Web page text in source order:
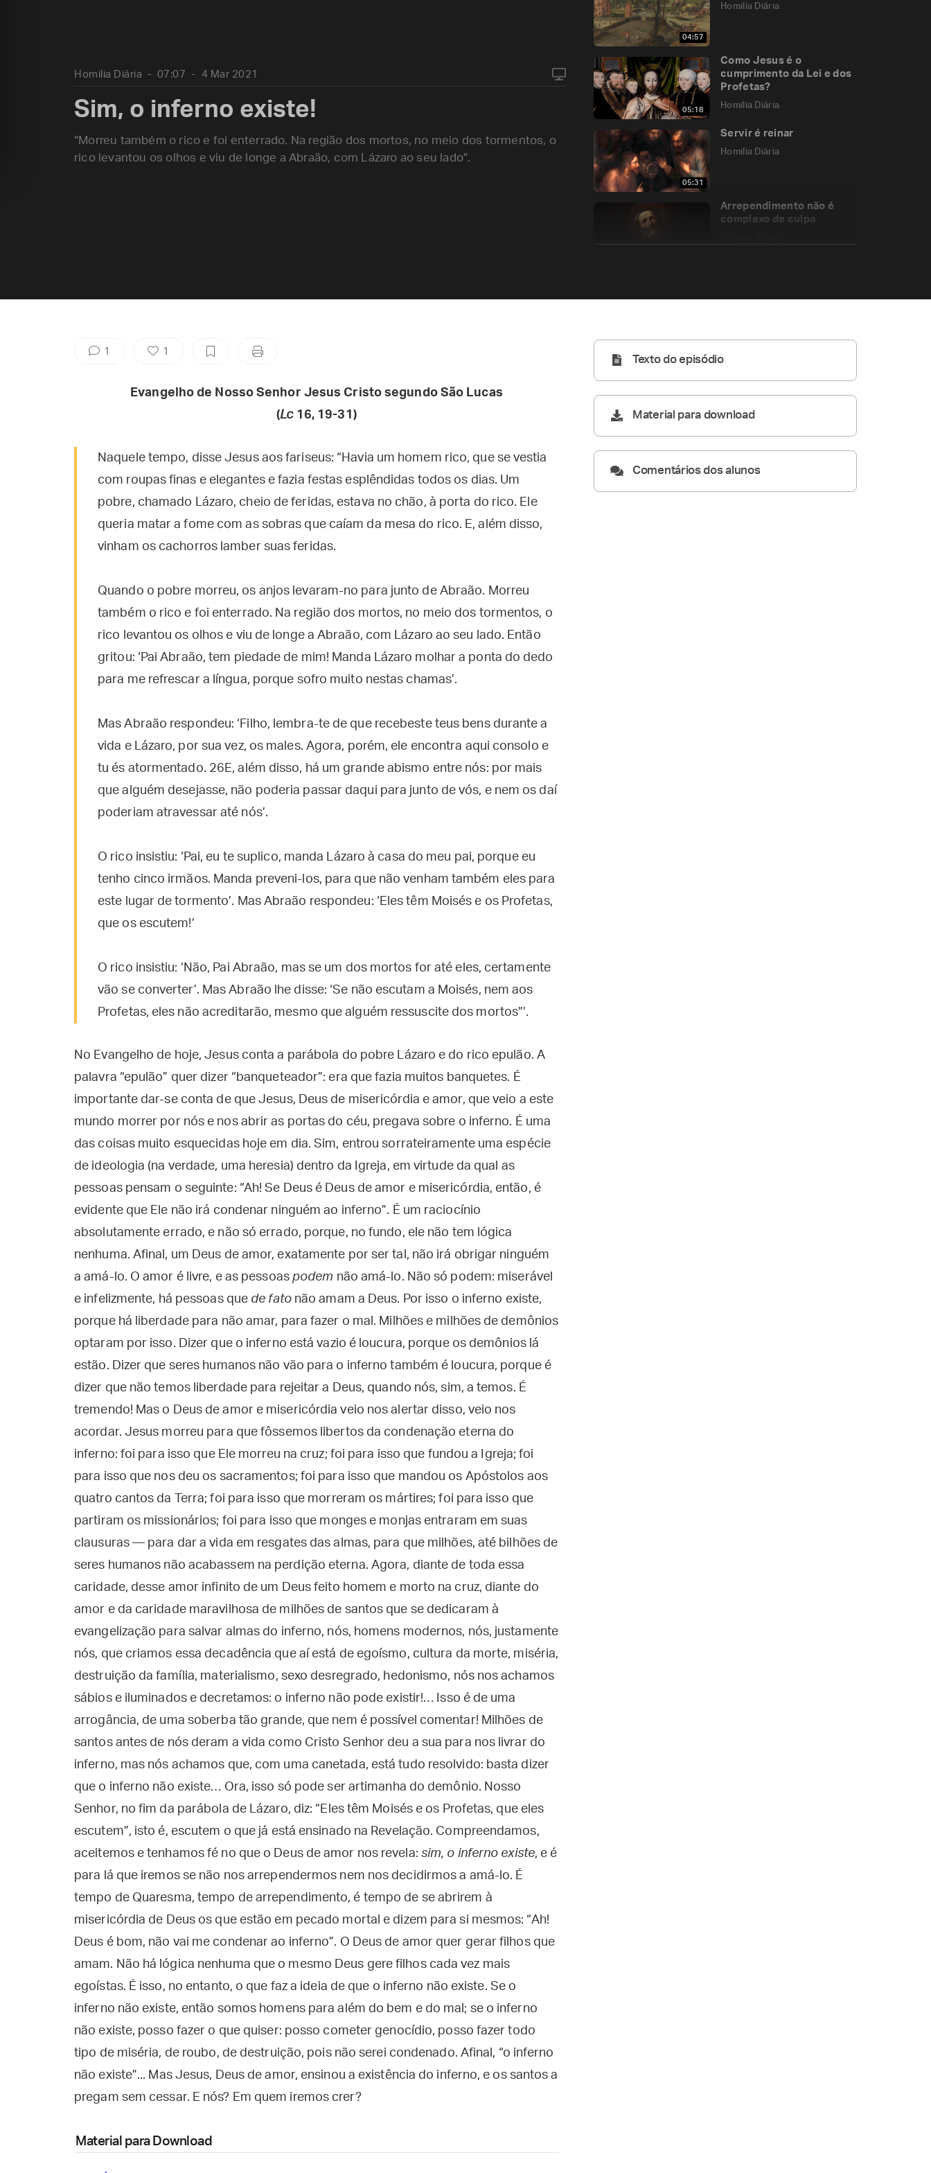
04:57
Homilia Diária
05:18
Como Jesus é o
cumprimento da Lei e dos
Profetas?
Homilia Diária
05:31
Servir é reinar
Homilia Diária
Arrependimento não é
complexo de culpa
Homilia Diária 07:07 4 Mar 2021
Sim, o inferno existe!
“Morreu também o rico e foi enterrado. Na região dos mortos, no meio dos tormentos, o
rico levantou os olhos e viu de longe a Abraão, com Lázaro ao seu lado”.
1 1
Evangelho de Nosso Senhor Jesus Cristo segundo São Lucas
(Lc 16, 19-31)
Naquele tempo, disse Jesus aos fariseus: “Havia um homem rico, que se vestia
com roupas finas e elegantes e fazia festas esplêndidas todos os dias. Um
pobre, chamado Lázaro, cheio de feridas, estava no chão, à porta do rico. Ele
queria matar a fome com as sobras que caíam da mesa do rico. E, além disso,
vinham os cachorros lamber suas feridas.
Quando o pobre morreu, os anjos levaram-no para junto de Abraão. Morreu
também o rico e foi enterrado. Na região dos mortos, no meio dos tormentos, o
rico levantou os olhos e viu de longe a Abraão, com Lázaro ao seu lado. Então
gritou: ‘Pai Abraão, tem piedade de mim! Manda Lázaro molhar a ponta do dedo
para me refrescar a língua, porque sofro muito nestas chamas’.
Mas Abraão respondeu: ‘Filho, lembra-te de que recebeste teus bens durante a
vida e Lázaro, por sua vez, os males. Agora, porém, ele encontra aqui consolo e
tu és atormentado. 26E, além disso, há um grande abismo entre nós: por mais
que alguém desejasse, não poderia passar daqui para junto de vós, e nem os daí
poderiam atravessar até nós’.
O rico insistiu: ‘Pai, eu te suplico, manda Lázaro à casa do meu pai, porque eu
tenho cinco irmãos. Manda preveni-los, para que não venham também eles para
este lugar de tormento’. Mas Abraão respondeu: ‘Eles têm Moisés e os Profetas,
que os escutem!’
O rico insistiu: ‘Não, Pai Abraão, mas se um dos mortos for até eles, certamente
vão se converter’. Mas Abraão lhe disse: ‘Se não escutam a Moisés, nem aos
Profetas, eles não acreditarão, mesmo que alguém ressuscite dos mortos”’.
No Evangelho de hoje, Jesus conta a parábola do pobre Lázaro e do rico epulão. A
palavra “epulão” quer dizer “banqueteador”: era que fazia muitos banquetes. É
importante dar-se conta de que Jesus, Deus de misericórdia e amor, que veio a este
mundo morrer por nós e nos abrir as portas do céu, pregava sobre o inferno. É uma
das coisas muito esquecidas hoje em dia. Sim, entrou sorrateiramente uma espécie
de ideologia (na verdade, uma heresia) dentro da Igreja, em virtude da qual as
pessoas pensam o seguinte: “Ah! Se Deus é Deus de amor e misericórdia, então, é
evidente que Ele não irá condenar ninguém ao inferno”. É um raciocínio
absolutamente errado, e não só errado, porque, no fundo, ele não tem lógica
nenhuma. Afinal, um Deus de amor, exatamente por ser tal, não irá obrigar ninguém
a amá-lo. O amor é livre, e as pessoas podem não amá-lo. Não só podem: miserável
e infelizmente, há pessoas que de fatonão amam a Deus. Por isso o inferno existe,
porque há liberdade para não amar, para fazer o mal. Milhões e milhões de demônios
optaram por isso. Dizer que o inferno está vazio é loucura, porque os demônios lá
estão. Dizer que seres humanos não vão para o inferno também é loucura, porque é
dizer que não temos liberdade para rejeitar a Deus, quando nós, sim, a temos. É
tremendo! Mas o Deus de amor e misericórdia veio nos alertar disso, veio nos
acordar. Jesus morreu para que fôssemos libertos da condenação eterna do
inferno: foi para isso que Ele morreu na cruz; foi para isso que fundou a Igreja; foi
para isso que nos deu os sacramentos; foi para isso que mandou os Apóstolos aos
quatro cantos da Terra; foi para isso que morreram os mártires; foi para isso que
partiram os missionários; foi para isso que monges e monjas entraram em suas
clausuras — para dar a vida em resgates das almas, para que milhões, até bilhões de
seres humanos não acabassem na perdição eterna. Agora, diante de toda essa
caridade, desse amor infinito de um Deus feito homem e morto na cruz, diante do
amor e da caridade maravilhosa de milhões de santos que se dedicaram à
evangelização para salvar almas do inferno, nós, homens modernos, nós, justamente
nós, que criamos essa decadência que aí está de egoísmo, cultura da morte, miséria,
destruição da família, materialismo, sexo desregrado, hedonismo, nós nos achamos
sábios e iluminados e decretamos: o inferno não pode existir!… Isso é de uma
arrogância, de uma soberba tão grande, que nem é possível comentar! Milhões de
santos antes de nós deram a vida como Cristo Senhor deu a sua para nos livrar do
inferno, mas nós achamos que, com uma canetada, está tudo resolvido: basta dizer
que o inferno não existe… Ora, isso só pode ser artimanha do demônio. Nosso
Senhor, no fim da parábola de Lázaro, diz: “Eles têm Moisés e os Profetas, que eles
escutem”, isto é, escutem o que já está ensinado na Revelação. Compreendamos,
aceitemos e tenhamos fé no que o Deus de amor nos revela: sim, o inferno existe, e é
para lá que iremos se não nos arrependermos nem nos decidirmos a amá-lo. É
tempo de Quaresma, tempo de arrependimento, é tempo de se abrirem à
misericórdia de Deus os que estão em pecado mortal e dizem para si mesmos: “Ah!
Deus é bom, não vai me condenar ao inferno”. O Deus de amor quer gerar filhos que
amam. Não há lógica nenhuma que o mesmo Deus gere filhos cada vez mais
egoístas. É isso, no entanto, o que faz a ideia de que o inferno não existe. Se o
inferno não existe, então somos homens para além do bem e do mal; se o inferno
não existe, posso fazer o que quiser: posso cometer genocídio, posso fazer todo
tipo de miséria, de roubo, de destruição, pois não serei condenado. Afinal, “o inferno
não existe”... Mas Jesus, Deus de amor, ensinou a existência do inferno, e os santos a
pregam sem cessar. E nós? Em quem iremos crer?
Material para Download
Texto do episódio
Material para download
Comentários dos alunos